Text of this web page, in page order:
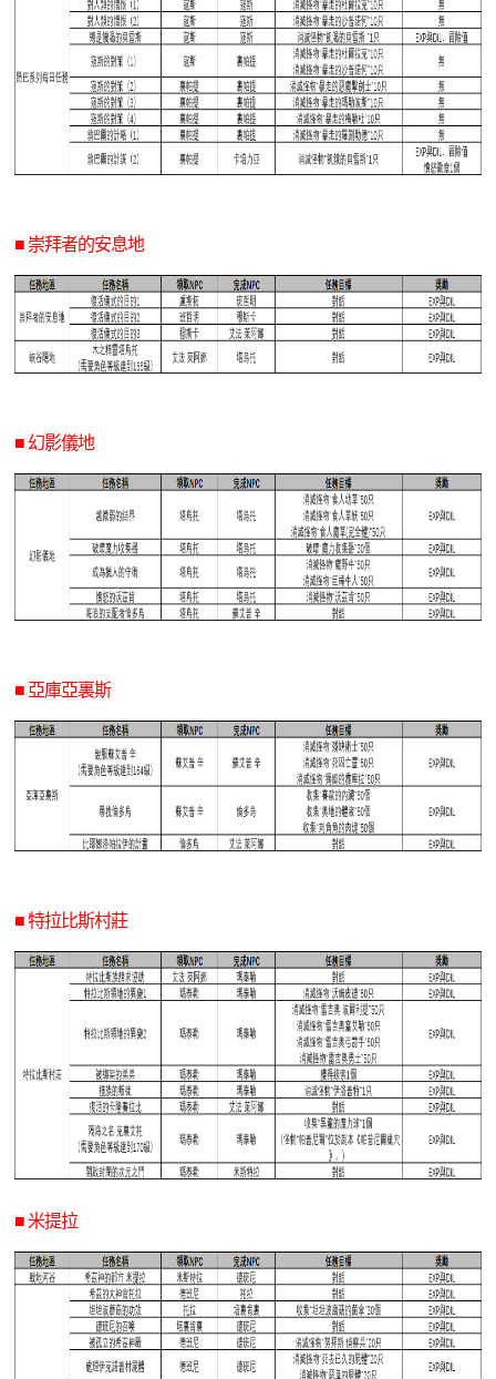
■ 崇拜者的安息地
■ 幻影儀地
■ 亞庫亞裏斯
■ 特拉比斯村莊
■ 米提拉